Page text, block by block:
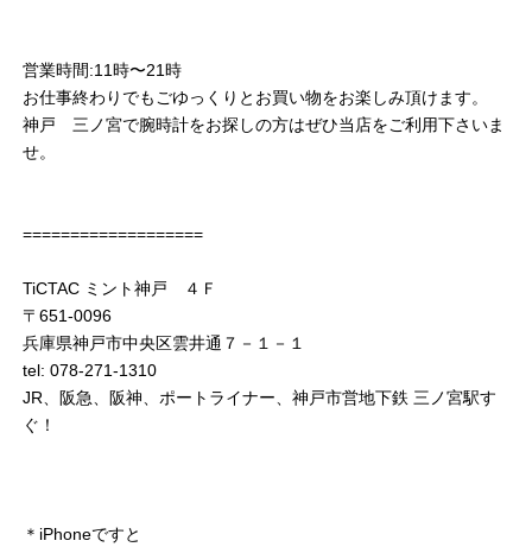
営業時間:11時〜21時
お仕事終わりでもごゆっくりとお買い物をお楽しみ頂けます。
神戸 三ノ宮で腕時計をお探しの方はぜひ当店をご利用下さいま
せ。
===================
TiCTAC ミント神戸 ４Ｆ
〒651-0096
兵庫県神戸市中央区雲井通７－１－１
tel: 078-271-1310
JR、阪急、阪神、ポートライナー、神戸市営地下鉄 三ノ宮駅す
ぐ！
＊iPhoneですと